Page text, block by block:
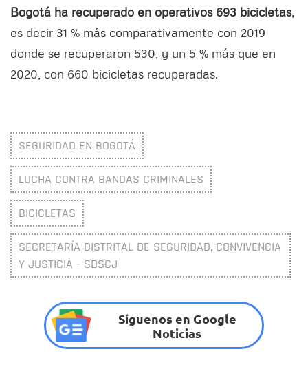
Bogotá ha recuperado en operativos 693 bicicletas,
es decir 31 % más comparativamente con 2019
donde se recuperaron 530, y un 5 % más que en
2020, con 660 bicicletas recuperadas.
SEGURIDAD EN BOGOTÁ
LUCHA CONTRA BANDAS CRIMINALES
BICICLETAS
SECRETARÍA DISTRITAL DE SEGURIDAD, CONVIVENCIA
Y JUSTICIA - SDSCJ
Síguenos en Google
Noticias